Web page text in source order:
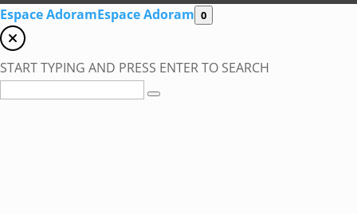
Espace AdoramEspace Adoram 0
START TYPING AND PRESS ENTER TO SEARCH